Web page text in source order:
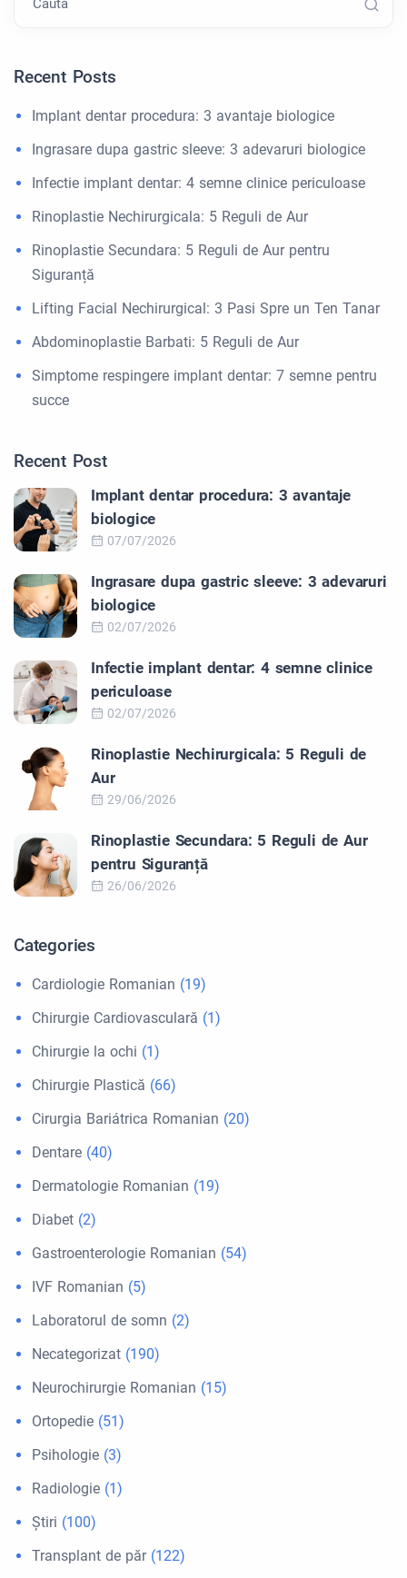
Caută
Recent Posts
Implant dentar procedura: 3 avantaje biologice
Ingrasare dupa gastric sleeve: 3 adevaruri biologice
Infectie implant dentar: 4 semne clinice periculoase
Rinoplastie Nechirurgicala: 5 Reguli de Aur
Rinoplastie Secundara: 5 Reguli de Aur pentru
Siguranță
Lifting Facial Nechirurgical: 3 Pasi Spre un Ten Tanar
Abdominoplastie Barbati: 5 Reguli de Aur
Simptome respingere implant dentar: 7 semne pentru
succe
Recent Post
Implant dentar procedura: 3 avantaje
biologice
07/07/2026
Ingrasare dupa gastric sleeve: 3 adevaruri
biologice
02/07/2026
Infectie implant dentar: 4 semne clinice
periculoase
02/07/2026
Rinoplastie Nechirurgicala: 5 Reguli de
Aur
29/06/2026
Rinoplastie Secundara: 5 Reguli de Aur
pentru Siguranță
26/06/2026
Categories
Cardiologie Romanian (19)
Chirurgie Cardiovasculară (1)
Chirurgie la ochi (1)
Chirurgie Plastică (66)
Cirurgia Bariátrica Romanian (20)
Dentare (40)
Dermatologie Romanian (19)
Diabet (2)
Gastroenterologie Romanian (54)
IVF Romanian (5)
Laboratorul de somn (2)
Necategorizat (190)
Neurochirurgie Romanian (15)
Ortopedie (51)
Psihologie (3)
Radiologie (1)
Ştiri (100)
Transplant de păr(122)